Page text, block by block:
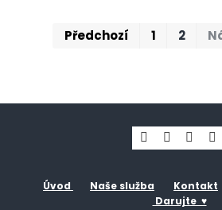
Předchozí 1 2
Úvod Naše služba Kontakt
Darujte ♥